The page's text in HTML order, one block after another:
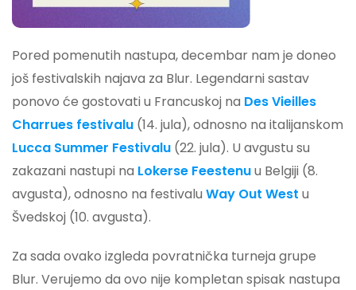
Pored pomenutih nastupa, decembar nam je doneo
još festivalskih najava za Blur. Legendarni sastav
ponovo će gostovati u Francuskoj na Des Vieilles
Charrues festivalu (14. jula), odnosno na italijanskom
Lucca Summer Festivalu (22. jula). U avgustu su
zakazani nastupi na Lokerse Feestenuu Belgiji (8.
avgusta), odnosno na festivalu Way Out West u
Švedskoj (10. avgusta).
Za sada ovako izgleda povratnička turneja grupe
Blur. Verujemo da ovo nije kompletan spisak nastupa